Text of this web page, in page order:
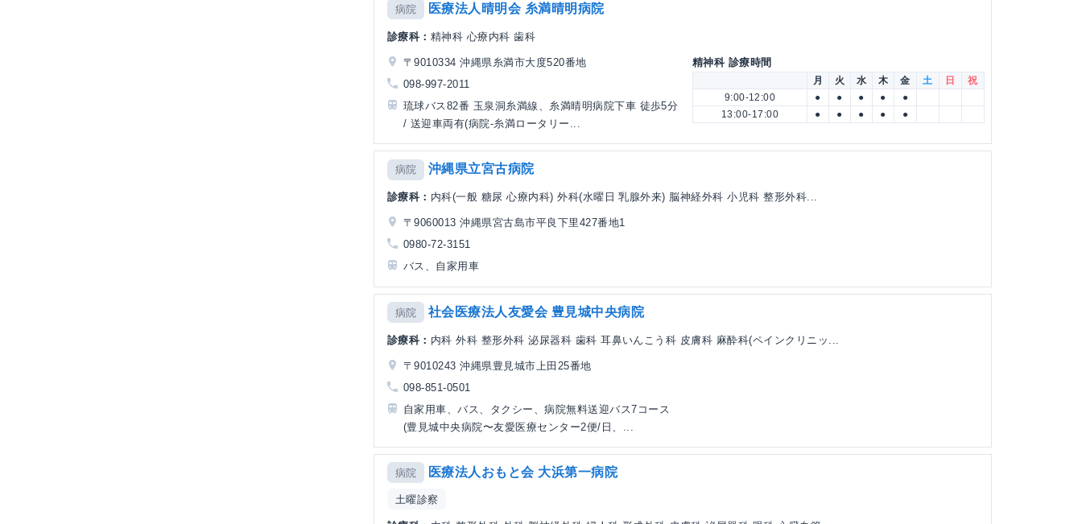
病院 医療法人晴明会 糸満晴明病院
診療科： 精神科 心療内科 歯科
〒9010334 沖縄県糸満市大度520番地
098-997-2011
琉球バス82番 玉泉洞糸満線、糸満晴明病院下車 徒歩5分
/ 送迎車両有(病院-糸満ロータリー...
精神科 診療時間
月 火 水 木 金 土 日
祝
9:00-12:00
● ● ● ●
●
13:00-17:00
● ● ● ● ●
病院 沖縄県立宮古病院
診療科： 内科(一般 糖尿 心療内科) 外科(水曜日 乳腺外来) 脳神経外科 小児科 整形外科...
〒9060013 沖縄県宮古島市平良下里427番地1
0980-72-3151
バス、自家用車
病院 社会医療法人友愛会 豊見城中央病院
診療科： 内科 外科 整形外科 泌尿器科 歯科 耳鼻いんこう科 皮膚科 麻酔科(ペインクリニッ...
〒9010243 沖縄県豊見城市上田25番地
098-851-0501
自家用車、バス、タクシー、病院無料送迎バス7コース
(豊見城中央病院〜友愛医療センター2便/日、...
病院 医療法人おもと会 大浜第一病院
土曜診察